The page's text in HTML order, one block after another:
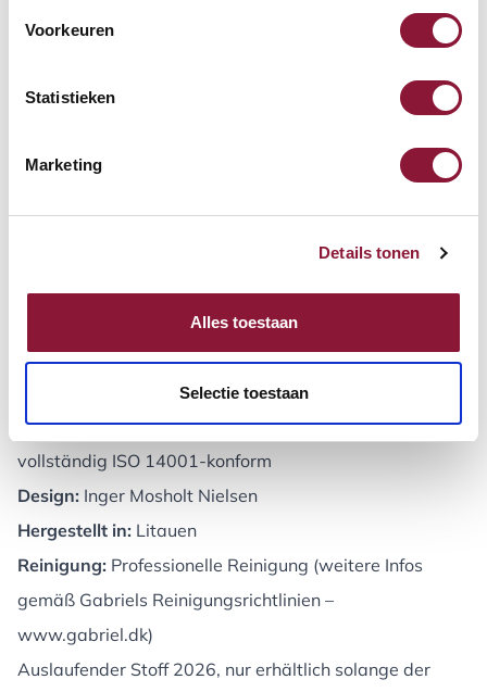
Voorkeuren
Statistieken
Marketing
Details tonen
Alles toestaan
Selectie toestaan
85% neuseeländische Wolle, 15%
200 000 Martindale (EN ISO 12947-2)
EN 1021 1&2, BS 5852 0&1, BS 5852
crib 5, IMO 307 (88) Annex 1 part 8, IMO MSC 307(88)
4/4-5 (nass/trocken) (EN ISO 105X12)
Pilling:4 (EN ISO 12945-2)
EU Ecolabel, Oeko-Tex® Standard 100,
100% frei von Schwermetallen, Produktionsprozess
vollständig ISO 14001-konform
Design: Inger Mosholt Nielsen
Hergestellt in: Litauen
Reinigung: Professionelle Reinigung (weitere Infos
gemäß Gabriels Reinigungsrichtlinien –
www.gabriel.dk)
Auslaufender Stoff 2026, nur erhältlich solange der